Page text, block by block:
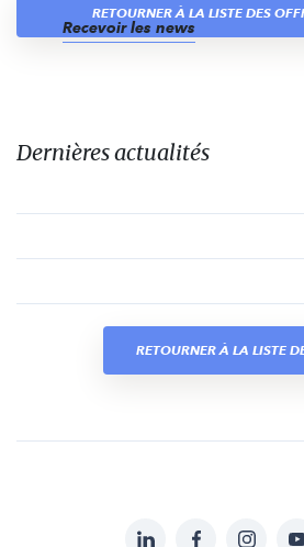
Recevoir les news
RETOURNER À LA LISTE DES
Dernières actualités
RETOURNER À LA LISTE
LinkedInFacebook